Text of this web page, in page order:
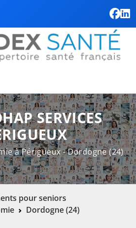
SERVICES
à Périgueux - Dordogne (24)
pour seniors
Dordogne (24)